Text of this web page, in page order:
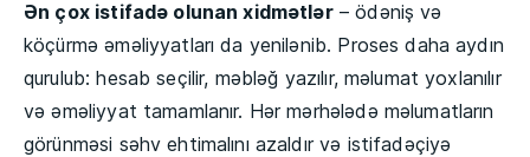
Ən çox istifadə olunan xidmətlər– ödəniş və
köçürmə əməliyyatları da yenilənib. Proses daha aydın
qurulub: hesab seçilir, məbləğ yazılır, məlumat yoxlanılır
və əməliyyat tamamlanır. Hər mərhələdə məlumatların
görünməsi səhv ehtimalını azaldır və istifadəçiyə